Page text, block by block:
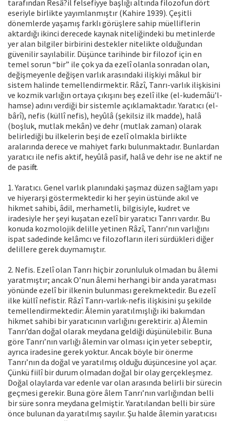
tarafından Resâ?il felsefiyye başlığı altında filozofun dört
eseriyle birlikte yayımlanmıştır (Kahire 1939). Çeşitli
dönemlerde yaşamış farklı görüşlere sahip müelliflerin
aktardığı ikinci derecede kaynak niteliğindeki bu metinlerde
yer alan bilgiler birbirini destekler nitelikte olduğundan
güvenilir sayılabilir. Düşünce tarihinde bir filozof için en
temel sorun “bir” ile çok ya da ezelî olanla sonradan olan,
değişmeyenle değişen varlık arasındaki ilişkiyi mâkul bir
sistem halinde temellendirmektir. Râzî, Tanrı-varlık ilişkisini
ve kozmik varlığın ortaya çıkışını beş ezelî ilke (el-kudemâü’l-
hamse) adını verdiği bir sistemle açıklamaktadır. Yaratıcı (el-
bârî), nefis (küllî nefis), heyûlâ (şekilsiz ilk madde), halâ
(boşluk, mutlak mekân) ve dehr (mutlak zaman) olarak
belirlediği bu ilkelerin beşi de ezelî olmakla birlikte
aralarında derece ve mahiyet farkı bulunmaktadır. Bunlardan
yaratıcı ile nefis aktif, heyûlâ pasif, halâ ve dehr ise ne aktif ne
de pasiftir.
1. Yaratıcı. Genel varlık planındaki şaşmaz düzen sağlam yapı
ve hiyerarşi göstermektedir ki her şeyin üstünde akıl ve
hikmet sahibi, âdil, merhametli, bilgisiyle, kudret ve
iradesiyle her şeyi kuşatan ezelî bir yaratıcı Tanrı vardır. Bu
konuda kozmolojik delille yetinen Râzî, Tanrı’nın varlığını
ispat sadedinde kelâmcı ve filozofların ileri sürdükleri diğer
delillere gerek duymamıştır.
2. Nefis. Ezelî olan Tanrı hiçbir zorunluluk olmadan bu âlemi
yaratmıştır; ancak O’nun âlemi herhangi bir anda yaratması
yönünde ezelî bir ilkenin bulunması gerekmektedir. Bu ezelî
ilke küllî nefistir. Râzî Tanrı-varlık-nefis ilişkisini şu şekilde
temellendirmektedir: Âlemin yaratılmışlığı iki bakımdan
hikmet sahibi bir yaratıcının varlığını gerektirir. a) Âlemin
Tanrı’dan doğal olarak meydana geldiği düşünülebilir. Buna
göre Tanrı’nın varlığı âlemin var olması için yeter sebeptir,
ayrıca iradesine gerek yoktur. Ancak böyle bir önerme
Tanrı’nın da doğal ve yaratılmış olduğu düşüncesine yol açar.
Çünkü fiilî bir durum olmadan doğal bir olay gerçekleşmez.
Doğal olaylarda var edenle var olan arasında belirli bir sürecin
geçmesi gerekir. Buna göre âlem Tanrı’nın varlığından belli
bir süre sonra meydana gelmiştir. Yaratılandan belli bir süre
önce bulunan da yaratılmış sayılır. Şu halde âlemin yaratıcısı